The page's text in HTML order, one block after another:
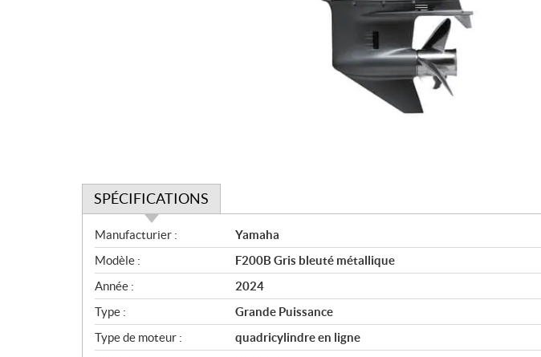
SPÉCIFICATIONS
S
p
é
c
i
f
i
Manufacturier :
Yamaha
Modèle :
F200B Gris bleuté métallique
Année :
2024
Type :
Grande Puissance
Type de moteur :
quadricylindre en ligne